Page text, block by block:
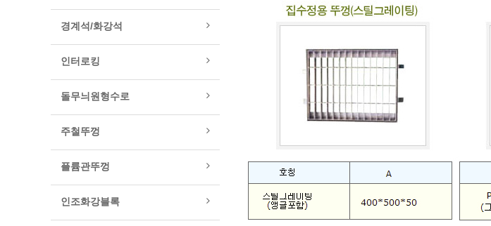
경계석/화강석
인터로킹
돌무늬원형수로
주철뚜껑
플륨관뚜껑
인조화강블록